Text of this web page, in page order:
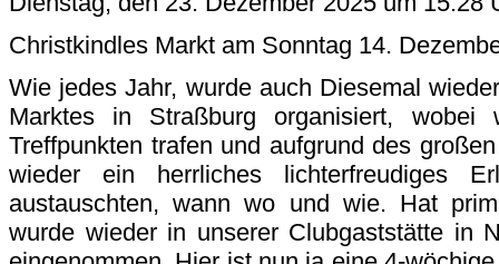
Christkindles Markt am Sonntag 14.
Wie jedes Jahr, wurde auch Diesemal
Marktes in Straßburg organisiert, wobei
Treffpunkten trafen und aufgrund des
wieder ein herrliches lichterfreudiges
austauschten, wann wo und wie. Hat
wurde wieder in unserer Clubgaststätte in